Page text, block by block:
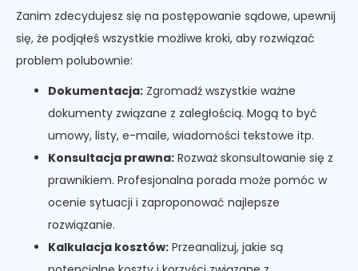
Zanim zdecydujesz się na postępowanie sądowe, upewnij
się, że podjąłeś wszystkie możliwe kroki, aby rozwiązać
problem polubownie:
Dokumentacja: Zgromadź wszystkie ważne
dokumenty związane z zaległością. Mogą to być
umowy, listy, e-maile, wiadomości tekstowe itp.
Konsultacja prawna: Rozważ skonsultowanie się z
prawnikiem. Profesjonalna porada może pomóc w
ocenie sytuacji i zaproponować najlepsze
rozwiązanie.
Kalkulacja kosztów: Przeanalizuj, jakie są